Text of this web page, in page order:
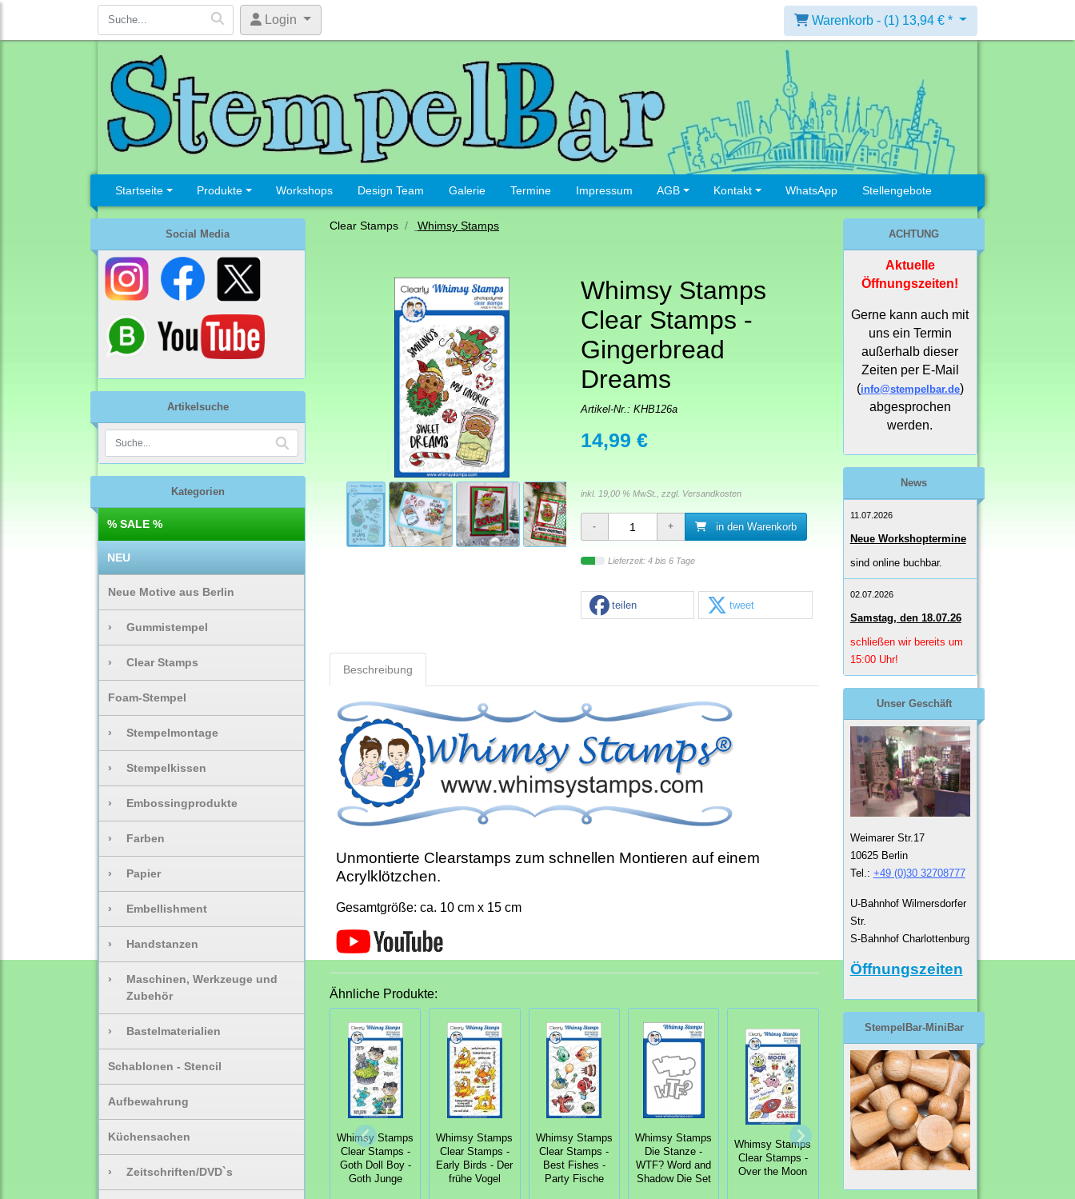
Login Warenkorb - (1) 13,94 € *
Startseite Produkte Workshops Design Team Galerie Termine Impressum AGB Kontakt WhatsApp Stellengebote
Social Media
Artikelsuche
Kategorien
% SALE %
NEU
Neue Motive aus Berlin
› Gummistempel
› Clear Stamps
Foam-Stempel
› Stempelmontage
› Stempelkissen
› Embossingprodukte
› Farben
› Papier
› Embellishment
› Handstanzen
›
Maschinen, Werkzeuge und
Zubehör
› Bastelmaterialien
Schablonen - Stencil
Aufbewahrung
Küchensachen
› Zeitschriften/DVD`s
Clear Stamps Whimsy Stamps
Whimsy Stamps
Clear Stamps -
Gingerbread
Dreams
Artikel-Nr.: KHB126a
14,99 €
inkl. 19,00 % MwSt., zzgl. Versandkosten
in den Warenkorb
Lieferzeit: 4 bis 6 Tage
teilen tweet
Beschreibung
Unmontierte Clearstamps zum schnellen Montieren auf einem
Acrylklötzchen.
Gesamtgröße: ca. 10 cm x 15 cm
Ähnliche Produkte:
Whimsy Stamps
Clear Stamps -
Goth Doll Boy -
Goth Junge
Whimsy Stamps
Clear Stamps -
Early Birds - Der
frühe Vogel
Whimsy Stamps
Clear Stamps -
Best Fishes -
Party Fische
Whimsy Stamps
Die Stanze -
WTF? Word and
Shadow Die Set
Whimsy Stamps
Clear Stamps -
Over the Moon
Whimsy Stamps
Clear Stamps -
Atlas Jar
Whimsy Stamps
Clear Stamps -
Hippo Fun in the
ACHTUNG
Aktuelle
Öffnungszeiten!
Gerne kann auch mit
uns ein Termin
außerhalb dieser
Zeiten per E-Mail
(info@stempelbar.de)
abgesprochen
werden.
News
11.07.2026
Neue Workshoptermine
sind online buchbar.
02.07.2026
Samstag, den 18.07.26
schließen wir bereits um
15:00 Uhr!
Unser Geschäft
Weimarer Str.17
10625 Berlin
Tel.: +49 (0)30 32708777
U-Bahnhof Wilmersdorfer
Str.
S-Bahnhof Charlottenburg
Öffnungszeiten
StempelBar-MiniBar